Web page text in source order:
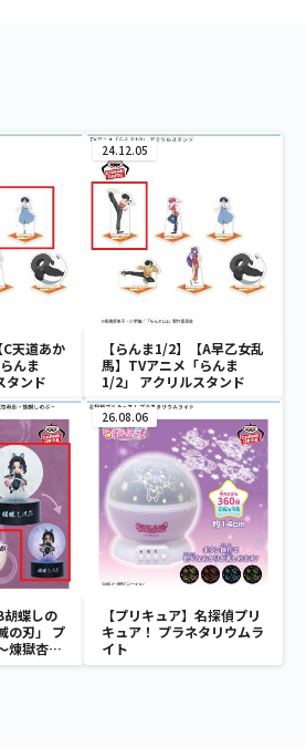
天道あか
んま
タンド
24.12.05
【らんま1/2】【A早乙女乱
馬】TVアニメ「らんま
1/2」 アクリルスタンド
胡蝶しの
の刃」 プ
煉獄杏寿
26.08.06
【プリキュア】名探偵プリ
キュア！ プラネタリウムラ
イト